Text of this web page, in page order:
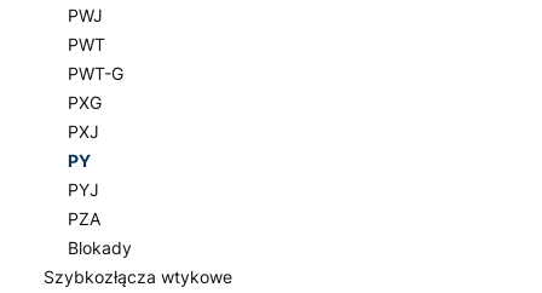
PWJ
PWT
PWT-G
PXG
PXJ
PY
PYJ
PZA
Blokady
Szybkozłącza wtykowe